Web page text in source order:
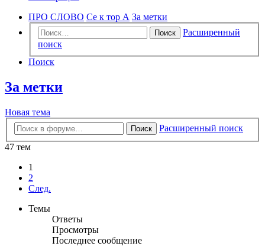
ПРО СЛОВО Се к тор А За метки
Поиск
Расширенный
поиск
Поиск
За метки
Новая тема
Поиск
Расширенный поиск
47 тем
1
2
След.
Темы
Ответы
Просмотры
Последнее сообщение